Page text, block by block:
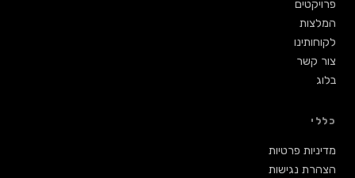
פרויקטים
המלצות
לקוחותינו
צור קשר
בלוג
כללי
מדיניות פרטיות
הצהרת נגישות